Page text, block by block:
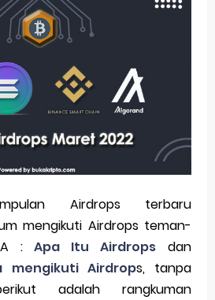
Platform Perpetual Futures Berbasis Ethereum Layer 2
Beli Coin Aster di AsterDex
Proyek DeFi yang Sedang Naik Daun
Pecah Rekor: Altcoin Kalahkan Bitcoin
Depan Ekosistem di Solana
untuk Riset Koin Sebelum Investasi
Google Gemini untuk Trading Kripto
Kripto Memiliki Lisensi di 15 Negara, Termasuk AS dan Uni Eropa
Airdrops terbaru
mengikuti Airdrops teman-
:Apa Itu Airdrops dan
mengikuti Airdrops, tanpa
adalah rangkuman